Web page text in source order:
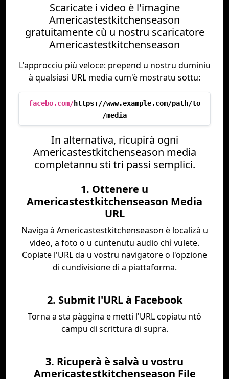
Scaricate i video è l'imagine
Americastestkitchenseason
gratuitamente cù u nostru scaricatore
Americastestkitchenseason
L'approcciu più veloce: prepend u nostru duminiu
à qualsiasi URL media cum'è mostratu sottu:
facebo.com/https://www.example.com/path/to
/media
In alternativa, ricupirà ogni
Americastestkitchenseason media
completannu sti tri passi semplici.
1. Ottenere u
Americastestkitchenseason Media
URL
Naviga à Americastestkitchenseason è localizà u
video, a foto o u cuntenutu audio chì vulete.
Copiate l'URL da u vostru navigatore o l'opzione
di cundivisione di a piattaforma.
2. Submit l'URL à Facebook
Torna a sta pàggina e metti l'URL copiatu ntô
campu di scrittura di supra.
3. Ricuperà è salvà u vostru
Americastestkitchenseason File